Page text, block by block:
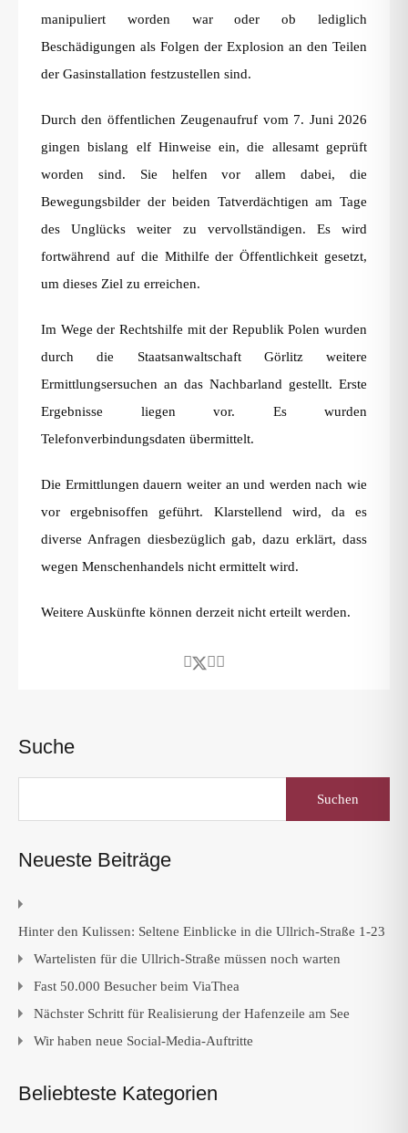
manipuliert worden war oder ob lediglich
Beschädigungen als Folgen der Explosion an den Teilen
der Gasinstallation festzustellen sind.
Durch den öffentlichen Zeugenaufruf vom 7. Juni 2026
gingen bislang elf Hinweise ein, die allesamt geprüft
worden sind. Sie helfen vor allem dabei, die
Bewegungsbilder der beiden Tatverdächtigen am Tage
des Unglücks weiter zu vervollständigen. Es wird
fortwährend auf die Mithilfe der Öffentlichkeit gesetzt,
um dieses Ziel zu erreichen.
Im Wege der Rechtshilfe mit der Republik Polen wurden
durch die Staatsanwaltschaft Görlitz weitere
Ermittlungsersuchen an das Nachbarland gestellt. Erste
Ergebnisse liegen vor. Es wurden
Telefonverbindungsdaten übermittelt.
Die Ermittlungen dauern weiter an und werden nach wie
vor ergebnisoffen geführt. Klarstellend wird, da es
diverse Anfragen diesbezüglich gab, dazu erklärt, dass
wegen Menschenhandels nicht ermittelt wird.
Weitere Auskünfte können derzeit nicht erteilt werden.
Suche
Neueste Beiträge
Hinter den Kulissen: Seltene Einblicke in die Ullrich-Straße 1-23
Wartelisten für die Ullrich-Straße müssen noch warten
Fast 50.000 Besucher beim ViaThea
Nächster Schritt für Realisierung der Hafenzeile am See
Wir haben neue Social-Media-Auftritte
Beliebteste Kategorien